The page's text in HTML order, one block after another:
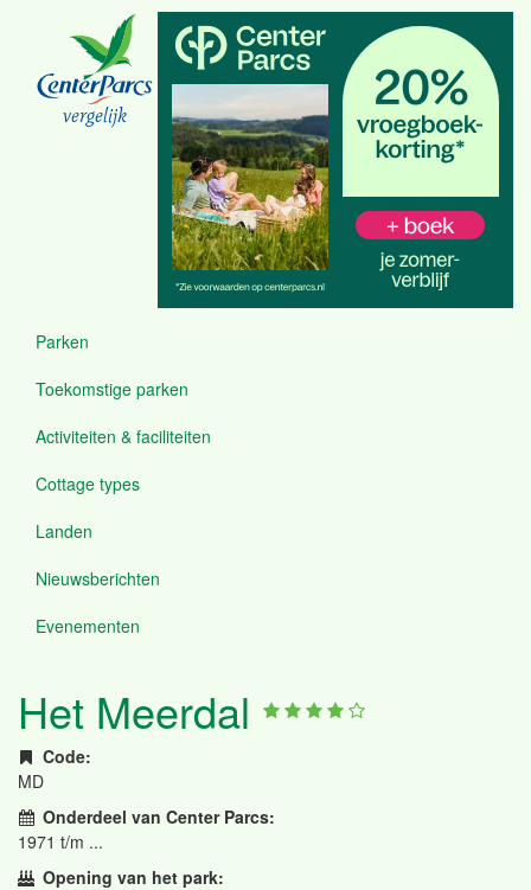
vergelijk
Menu
Parken
Toekomstige parken
Activiteiten & faciliteiten
Cottage types
Landen
Nieuwsberichten
Evenementen
Het Meerdal
Code:
MD
Onderdeel van Center Parcs:
1971 t/m ...
Opening van het park: